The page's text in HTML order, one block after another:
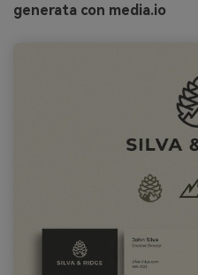
generata con media.io